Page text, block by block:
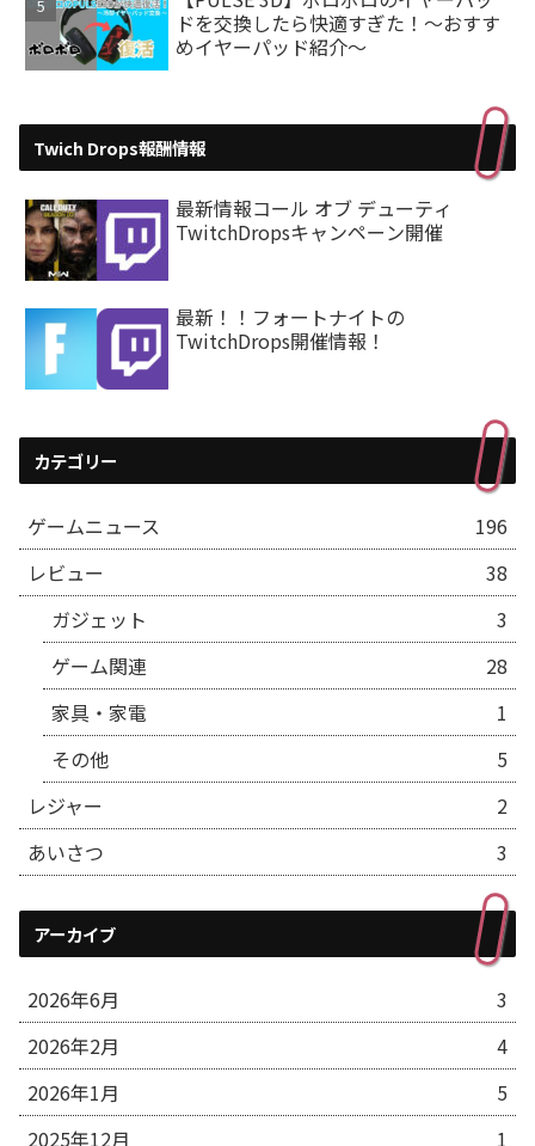
ドを交換したら快適すぎた！～おすす
めイヤーパッド紹介～
Twich Drops報酬情報
最新情報コール オブ デューティ
TwitchDropsキャンペーン開催
最新！！フォートナイトの
TwitchDrops開催情報！
カテゴリー
ゲームニュース
196
レビュー
38
ガジェット
3
ゲーム関連
28
家具・家電
1
その他
5
レジャー
2
あいさつ
3
アーカイブ
2026年6月
3
2026年2月
4
2026年1月
5
2025年12月
1